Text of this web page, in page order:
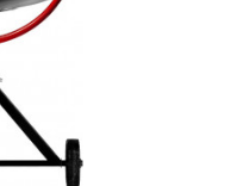
приготовления
конструкцией
прессованием